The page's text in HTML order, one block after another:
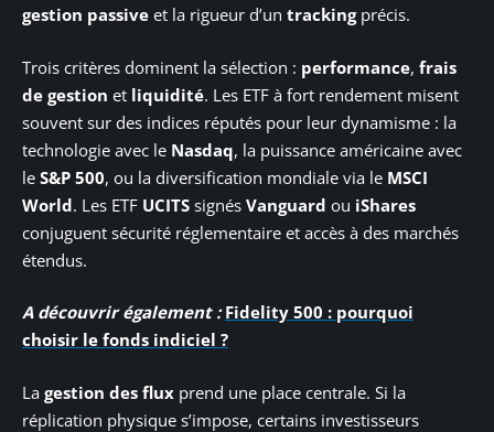
gestion passive et la rigueur d’un trackingprécis.
Trois critères dominent la sélection : performance, frais
de gestion et liquidité. Les ETF à fort rendement misent
souvent sur des indices réputés pour leur dynamisme : la
technologie avec le Nasdaq, la puissance américaine avec
le S&P 500, ou la diversification mondiale via le MSCI
World. Les ETF UCITS signés Vanguard ou iShares
conjuguent sécurité réglementaire et accès à des marchés
étendus.
A découvrir également : Fidelity 500 : pourquoi
choisir le fonds indiciel ?
La gestion des flux prend une place centrale. Si la
réplication physique s’impose, certains investisseurs